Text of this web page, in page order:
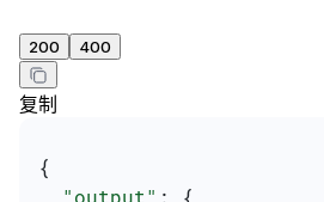
200 400
复制
{
  "output"
: {